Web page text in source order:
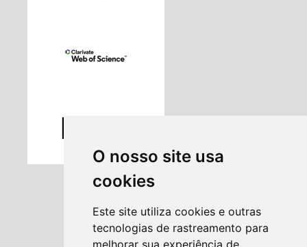
O nosso site usa
cookies
Este site utiliza cookies e outras
tecnologias de rastreamento para
melhorar sua experiência de